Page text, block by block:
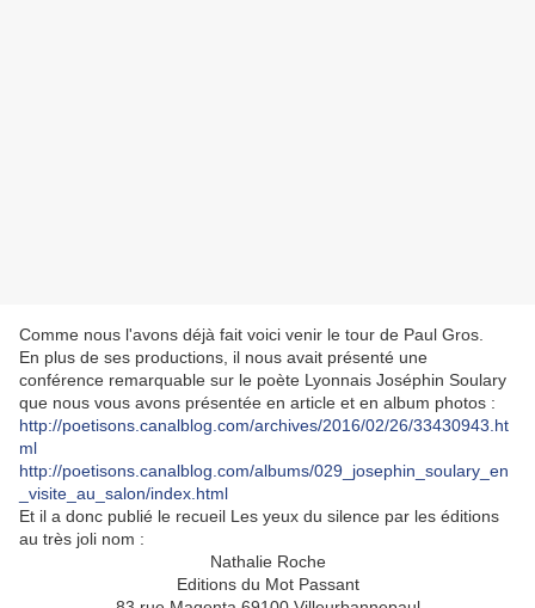
Comme nous l'avons déjà fait voici venir le tour de Paul Gros.
En plus de ses productions, il nous avait présenté une
conférence remarquable sur le poète Lyonnais Joséphin Soulary
que nous vous avons présentée en article et en album photos :
http://poetisons.canalblog.com/archives/2016/02/26/33430943.ht
ml
http://poetisons.canalblog.com/albums/029_josephin_soulary_en
_visite_au_salon/index.html
Et il a donc publié le recueil Les yeux du silence par les éditions
au très joli nom :
Nathalie Roche
Editions du Mot Passant